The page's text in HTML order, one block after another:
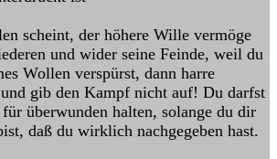
scheint, der höhere Wille vermöge
und wider seine Feinde, weil du
Wollen verspürst, dann harre
gib den Kampf nicht auf! Du darfst
überwunden halten, solange du dir
daß du wirklich nachgegeben hast.